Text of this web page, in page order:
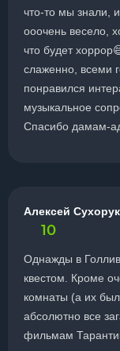
что-то мы знали,
ооочень весело,
что будет
слаженно, всеми
понравился
музыкальное
Спасибо дамам-
Алексей
10
Однажды в
квестом. Кроме
комнаты (а их
абсолютно все
фильмам